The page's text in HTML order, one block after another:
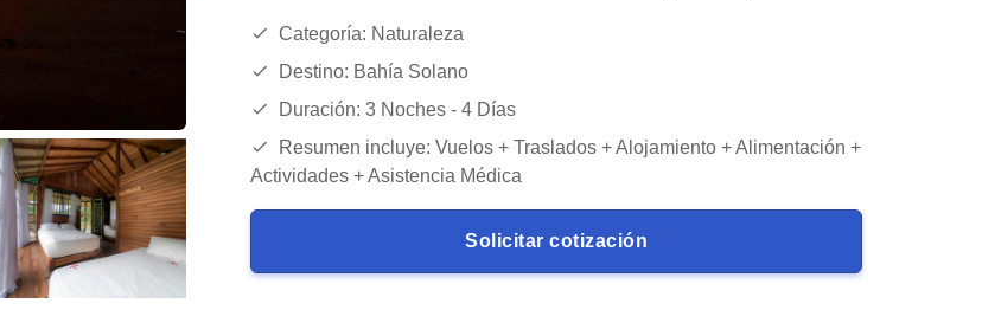
Categoría: Naturaleza
Destino: Bahía Solano
Duración: 3 Noches - 4 Días
Resumen incluye: Vuelos + Traslados + Alojamiento + Alimentación +
Actividades + Asistencia Médica
Solicitar cotización